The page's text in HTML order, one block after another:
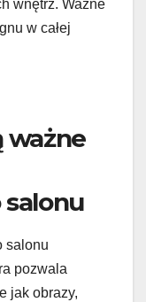
wnętrz. Ważne
w całej
ważne
salonu
pozwala
jak obrazy,